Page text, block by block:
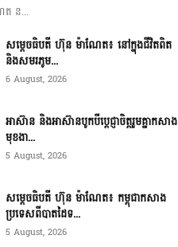
ត ន...
សម្តេចធិបតី ហ៊ុន ម៉ាណែត៖ នៅក្នុងជីវិតពិត
និងសមរភូម...
6 August, 2026
អាស៊ាន និងអាស៊ានបូកបីប្តេជ្ញាចិត្តរួមគ្នាកសាង
មុខងា...
5 August, 2026
សម្ដេចធិបតី ហ៊ុន ម៉ាណែត៖ កម្ពុជាកសាង
ប្រទេសពីបាតដៃទ...
5 August, 2026